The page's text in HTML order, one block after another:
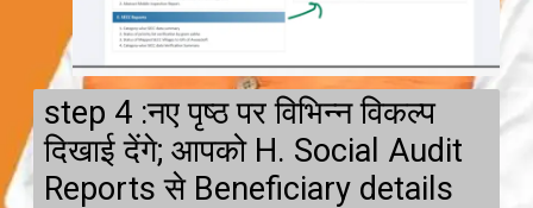
step 4 :नए पृष्ठ पर विभिन्न विकल्प
दिखाई देंगे; आपको H. Social Audit
Reports से Beneficiary details